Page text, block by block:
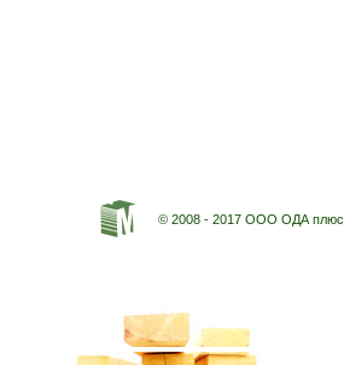
© 2008 - 2017 ООО ОДА плюс